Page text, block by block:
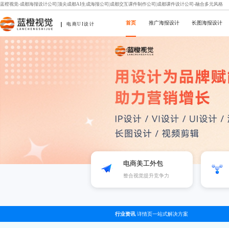
蓝橙视觉-成都海报设计公司|顶尖成都AI生成海报公司|成都交互课件制作公司|成都课件设计公司-融合多元风格
电商UI设计 首页 推广海报设计 长图海报设计
企业故事
电商美工外包
整合视觉提升竞争力
行业资讯 详情页一站式解决方案